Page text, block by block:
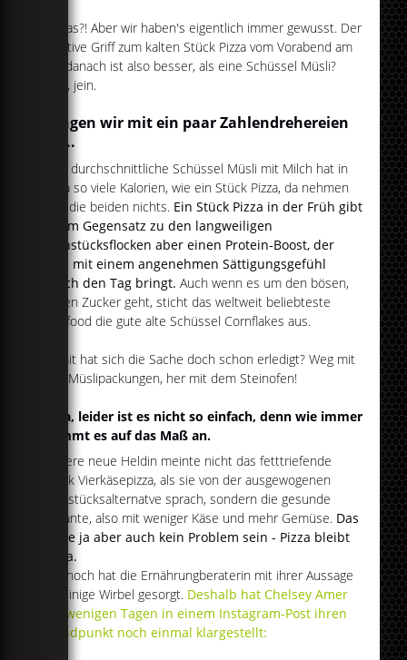
Waaas?! Aber wir haben's eigentlich immer gewusst. Der
intuitive Griff zum kalten Stück Pizza vom Vorabend am
Tag danach ist also besser, als eine Schüssel Müsli?
Naja, jein.
Fangen wir mit ein paar Zahlendrehereien
an...
Eine durchschnittliche Schüssel Müsli mit Milch hat in
etwa so viele Kalorien, wie ein Stück Pizza, da nehmen
sich die beiden nichts. Ein Stück Pizza in der Früh gibt
dir im Gegensatz zu den langweiligen
Frühstücksflocken aber einen Protein-Boost, der
dich mit einem angenehmen Sättigungsgefühl
durch den Tag bringt. Auch wenn es um den bösen,
bösen Zucker geht, sticht das weltweit beliebteste
Fastfood die gute alte Schüssel Cornflakes aus.
Damit hat sich die Sache doch schon erledigt? Weg mit
den Müslipackungen, her mit dem Steinofen!
Naja, leider ist es nicht so einfach, denn wie immer
kommt es auf das Maß an.
Unsere neue Heldin meinte nicht das fetttriefende
Stück Vierkäsepizza, als sie von der ausgewogenen
Frühstücksalternatve sprach, sondern die gesunde
Variante, also mit weniger Käse und mehr Gemüse. Das
sollte ja aber auch kein Problem sein - Pizza bleibt
Pizza.
Dennoch hat die Ernährungberaterin mit ihrer Aussage
für einige Wirbel gesorgt. Deshalb hat Chelsey Amer
vor wenigen Tagen in einem Instagram-Post ihren
Standpunkt noch einmal klargestellt: